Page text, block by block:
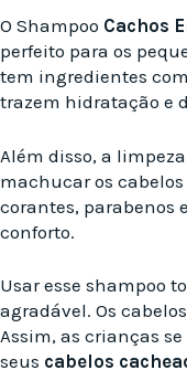
O Shampoo Cachos
perfeito para os
tem ingredientes
trazem hidratação e
Além disso, a
machucar os
corantes, parabenos
conforto.
Usar esse shampoo
agradável. Os
Assim, as crianças
seus cabelos